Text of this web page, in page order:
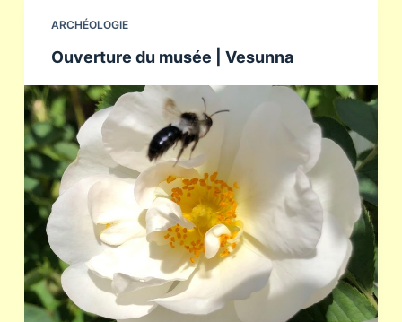
ARCHÉOLOGIE
Ouverture du musée | Vesunna